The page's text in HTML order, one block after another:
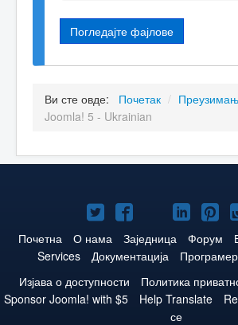
Погледајте фајлове
Ви сте овде: Почетак /
Joomla! 5 - Ukrainian
Joomla!
нa
Twitteru
Joomla!
нa
Facebooku
Joomla!
нa
YouTube
нa нa
Почетна О нама Заједница Форум
Services
Документација
Изјава о доступности
Политика
Sponsor Joomla! with $5
Help Translate
се